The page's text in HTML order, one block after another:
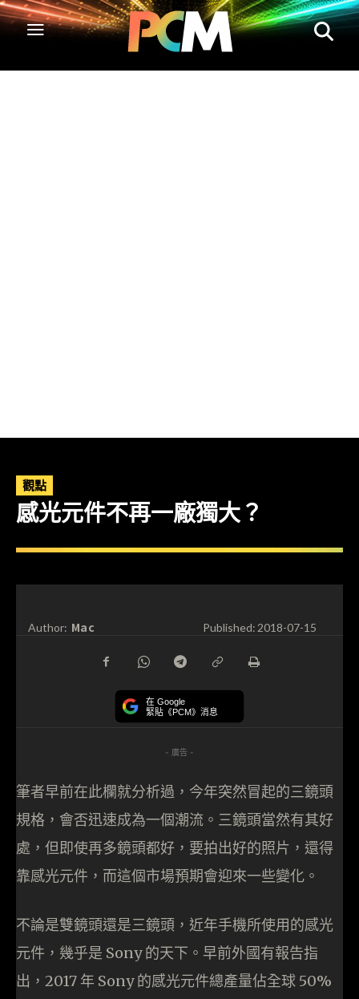
觀點
感光元件不再一廠獨大？
Author: Mac Published:2018-07-15
在 Google
緊貼《PCM》消息
- 廣告 -
筆者早前在此欄就分析過，今年突然冒起的三鏡頭
規格，會否迅速成為一個潮流。三鏡頭當然有其好
處，但即使再多鏡頭都好，要拍出好的照片，還得
靠感光元件，而這個市場預期會迎來一些變化。
不論是雙鏡頭還是三鏡頭，近年手機所使用的感光
元件，幾乎是 Sony 的天下。早前外國有報告指
出，2017 年 Sony 的感光元件總產量佔全球 50%